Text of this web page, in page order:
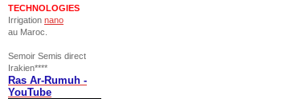
TECHNOLOGIES
Irrigation nano
au Maroc.
Semoir Semis direct
Irakien****
Ras Ar-Rumuh -
YouTube